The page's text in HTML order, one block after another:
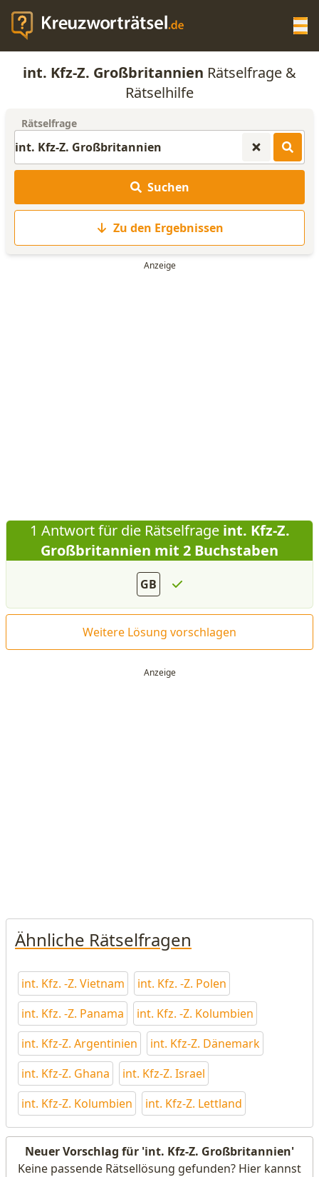
KREUZWORTRÄTSEL-HILFE
ANAGRAMM-GENERATOR
WORTLISTE
int. Kfz-Z. Großbritannien Rätselfrage &
Rätselhilfe
Rätselfrage
Suchen
Zu den Ergebnissen
1 Antwort für die Rätselfrageint. Kfz-Z.
Großbritannien mit 2 Buchstaben
GB
Weitere Lösung vorschlagen
Ähnliche Rätselfragen
int. Kfz. -Z. Vietnam
int. Kfz. -Z. Polen
int. Kfz. -Z. Panama
int. Kfz. -Z. Kolumbien
int. Kfz-Z. Argentinien
int. Kfz-Z. Dänemark
int. Kfz-Z. Ghana
int. Kfz-Z. Israel
int. Kfz-Z. Kolumbien
int. Kfz-Z. Lettland
Neuer Vorschlag für 'int. Kfz-Z. Großbritannien'
Keine passende Rätsellösung gefunden? Hier kannst